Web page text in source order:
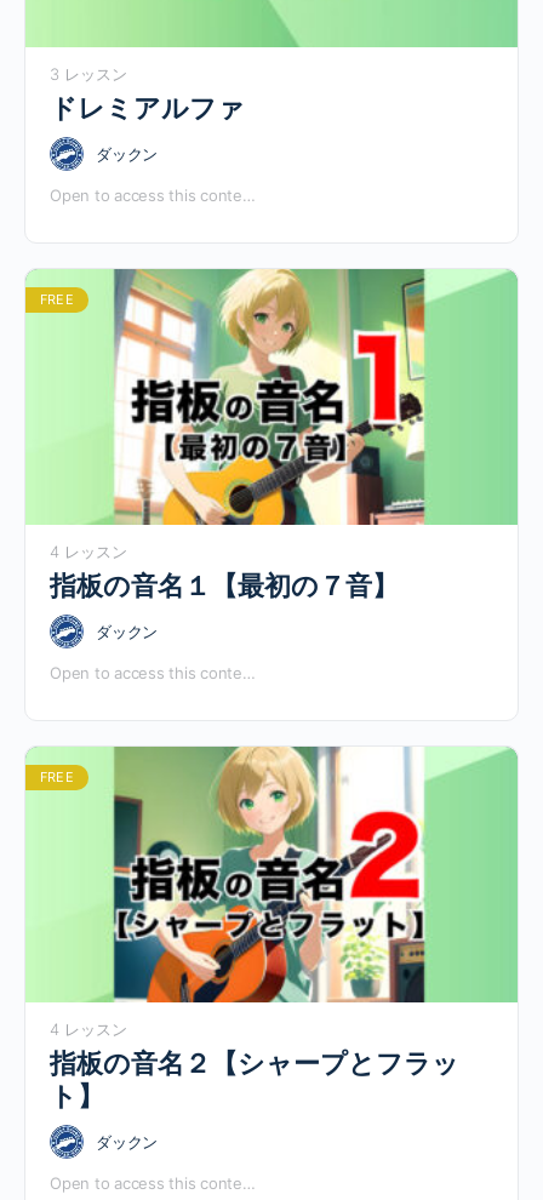
3 レッスン
ドレミアルファ
ダックン
Open to access this conte…
FREE
4 レッスン
指板の音名１【最初の７音】
ダックン
Open to access this conte…
FREE
4 レッスン
指板の音名２【シャープとフラッ
ト】
ダックン
Open to access this conte…